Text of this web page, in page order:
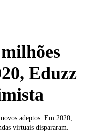
Eduzz
adeptos. Em 2020,
virtuais dispararam.